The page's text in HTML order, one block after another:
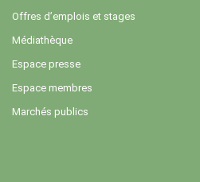
Offres d’emplois et stages
Médiathèque
Espace presse
Espace membres
Marchés publics